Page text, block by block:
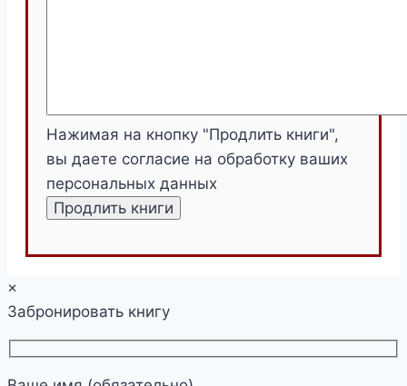
Нажимая на кнопку "Продлить книги",
вы даете согласие на обработку ваших
персональных данных
×
Забронировать книгу